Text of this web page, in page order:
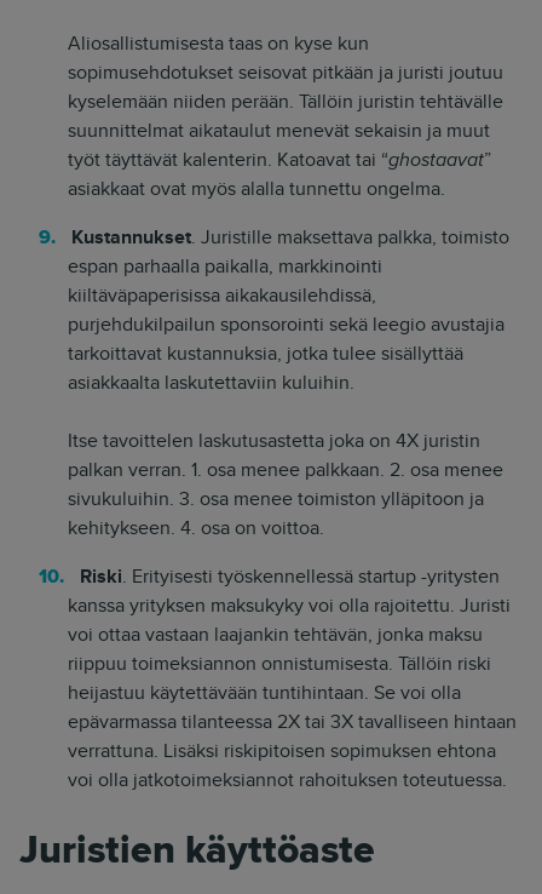
Aliosallistumisesta taas on kyse kun
sopimusehdotukset seisovat pitkään ja juristi joutuu
kyselemään niiden perään. Tällöin juristin tehtävälle
suunnittelmat aikataulut menevät sekaisin ja muut
työt täyttävät kalenterin. Katoavat tai “ghostaavat”
asiakkaat ovat myös alalla tunnettu ongelma.
Kustannukset. Juristille maksettava palkka, toimisto
espan parhaalla paikalla, markkinointi
kiiltäväpaperisissa aikakausilehdissä,
purjehdukilpailun sponsorointi sekä leegio avustajia
tarkoittavat kustannuksia, jotka tulee sisällyttää
asiakkaalta laskutettaviin kuluihin.
Itse tavoittelen laskutusastetta joka on 4X juristin
palkan verran. 1. osa menee palkkaan. 2. osa menee
sivukuluihin. 3. osa menee toimiston ylläpitoon ja
kehitykseen. 4. osa on voittoa.
Riski. Erityisesti työskennellessä startup -yritysten
kanssa yrityksen maksukyky voi olla rajoitettu. Juristi
voi ottaa vastaan laajankin tehtävän, jonka maksu
riippuu toimeksiannon onnistumisesta. Tällöin riski
heijastuu käytettävään tuntihintaan. Se voi olla
epävarmassa tilanteessa 2X tai 3X tavalliseen hintaan
verrattuna. Lisäksi riskipitoisen sopimuksen ehtona
voi olla jatkotoimeksiannot rahoituksen toteutuessa.
Juristien käyttöaste